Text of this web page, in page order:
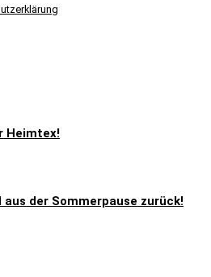
Heimtex!
aus der Sommerpause zurück!